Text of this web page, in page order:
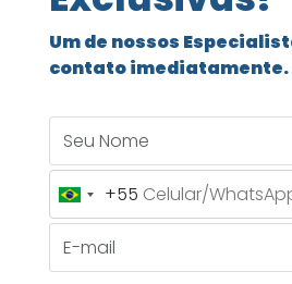
Um de nossos
contato imediatamente.
Brazil
+55
+55